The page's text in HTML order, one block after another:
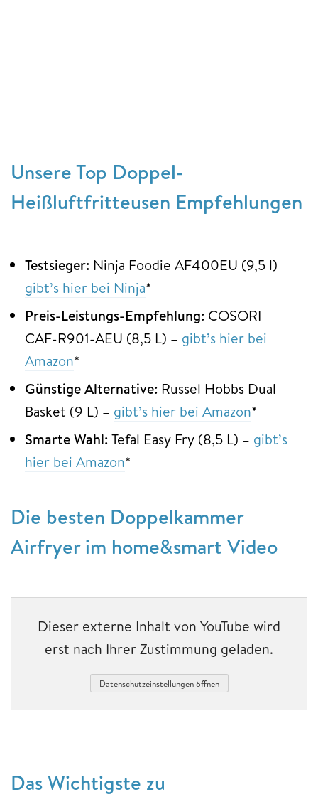
Unsere Top Doppel-
Heißluftfritteusen Empfehlungen
Testsieger: Ninja Foodie AF400EU (9,5 l) –
gibt’s hier bei Ninja*
Preis-Leistungs-Empfehlung: COSORI
CAF-R901-AEU (8,5 L) – gibt’s hier bei
Amazon*
Günstige Alternative: Russel Hobbs Dual
Basket (9 L) – gibt’s hier bei Amazon*
Smarte Wahl: Tefal Easy Fry (8,5 L) – gibt’s
hier bei Amazon*
Die besten Doppelkammer
Airfryer im home&smart Video
Dieser externe Inhalt von YouTube wird
erst nach Ihrer Zustimmung geladen.
Datenschutzeinstellungen öffnen
Das Wichtigste zu